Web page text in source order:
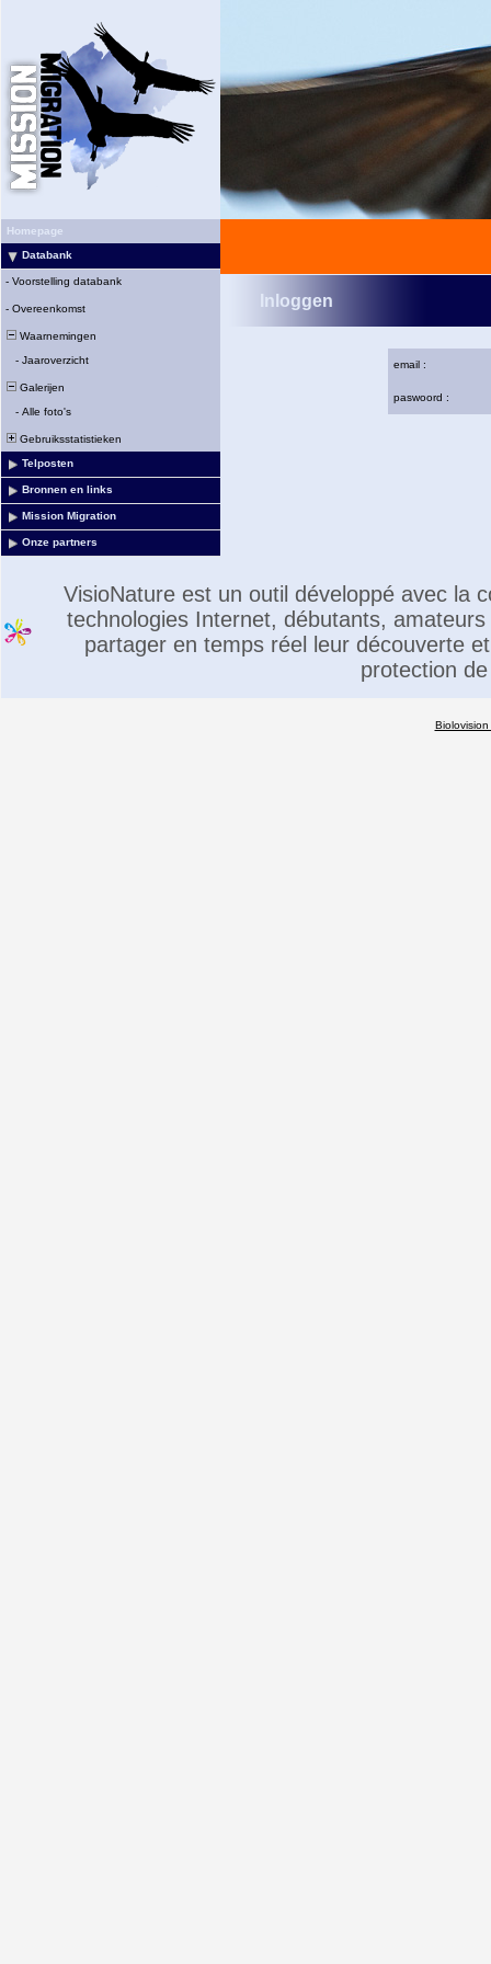
Homepage
Databank
- Voorstelling databank
- Overeenkomst
Waarnemingen
- Jaaroverzicht
Galerijen
- Alle foto's
Gebruiksstatistieken
Telposten
Bronnen en links
Mission Migration
Onze partners
Inloggen
email :
paswoord :
VisioNature est un outil développé avec la
technologies Internet, débutants,
partager en temps réel leur découverte
protection
Biolovision